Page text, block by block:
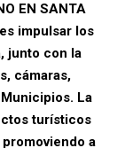
EN SANTA
impulsar los
junto con la
cámaras,
La
turísticos
a